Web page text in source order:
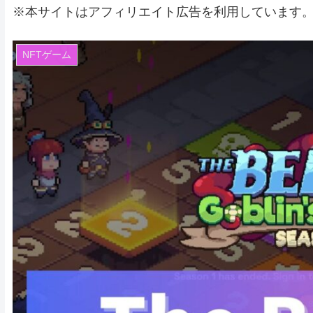
※本サイトはアフィリエイト広告を利用しています
NFTゲーム